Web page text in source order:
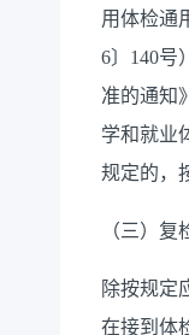
用体检通
6〕140号
准的通知
学和就业
规定的，
（三）复
除按规定
在接到体